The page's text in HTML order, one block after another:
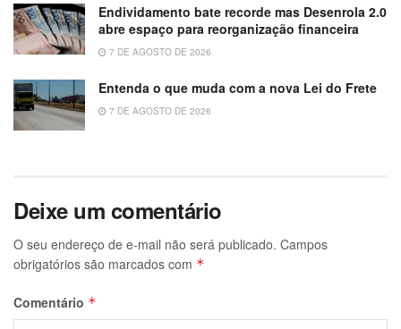
Endividamento bate recorde mas Desenrola 2.0
abre espaço para reorganização financeira
7 DE AGOSTO DE 2026
Entenda o que muda com a nova Lei do Frete
7 DE AGOSTO DE 2026
Deixe um comentário
O seu endereço de e-mail não será publicado. Campos
obrigatórios são marcados com *
Comentário *